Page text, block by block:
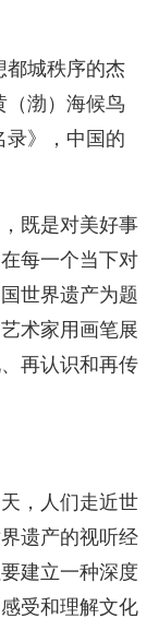
城秩序的杰
（渤）海候鸟
录》，中国的
既是对美好事
每一个当下对
世界遗产为题
术家用画笔展
再认识和再传
，人们走近世
遗产的视听经
建立一种深度
受和理解文化